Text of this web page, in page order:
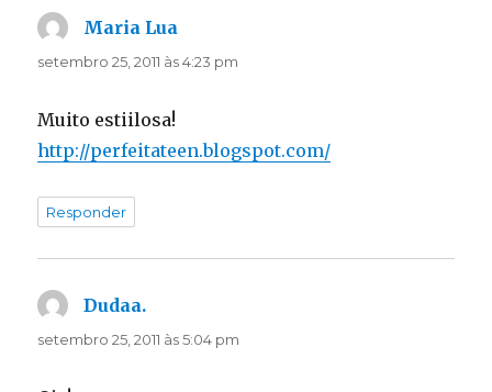
Maria Lua
setembro 25, 2011 às 4:23 pm
Muito estiilosa!
http://perfeitateen.blogspot.com/
Responder
Dudaa.
setembro 25, 2011 às 5:04 pm